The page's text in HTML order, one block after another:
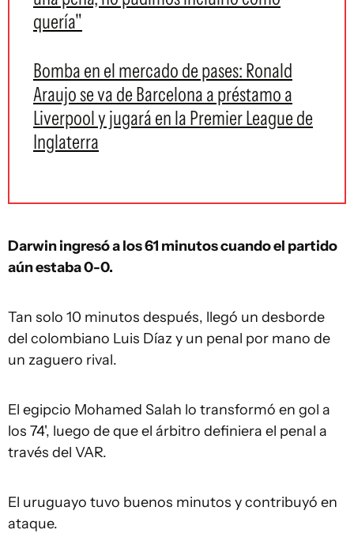
quería"
Bomba en el mercado de pases: Ronald
Araujo se va de Barcelona a préstamo a
Liverpool y jugará en la Premier League de
Inglaterra
Darwin ingresó a los 61 minutos cuando el partido
aún estaba 0-0.
Tan solo 10 minutos después, llegó un desborde
del colombiano Luis Díaz y un penal por mano de
un zaguero rival.
El egipcio Mohamed Salah lo transformó en gol a
los 74', luego de que el árbitro definiera el penal a
través del VAR.
El uruguayo tuvo buenos minutos y contribuyó en
ataque.